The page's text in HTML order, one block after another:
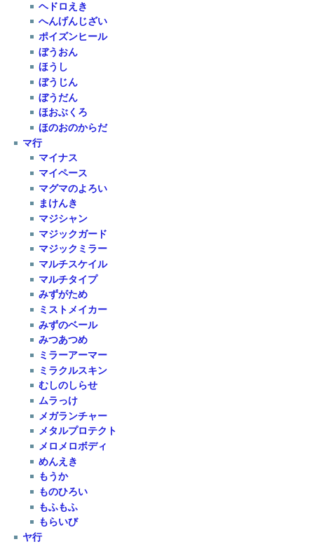
ヘドロえき
へんげんじざい
ポイズンヒール
ぼうおん
ほうし
ぼうじん
ぼうだん
ほおぶくろ
ほのおのからだ
マ行
マイナス
マイペース
マグマのよろい
まけんき
マジシャン
マジックガード
マジックミラー
マルチスケイル
マルチタイプ
みずがため
ミストメイカー
みずのベール
みつあつめ
ミラーアーマー
ミラクルスキン
むしのしらせ
ムラっけ
メガランチャー
メタルプロテクト
メロメロボディ
めんえき
もうか
ものひろい
もふもふ
もらいび
ヤ行